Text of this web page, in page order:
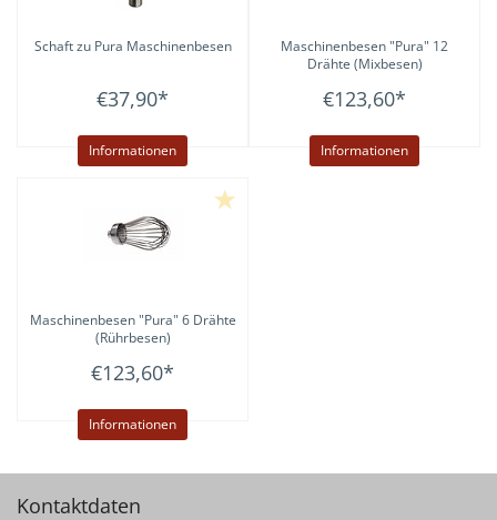
Schaft zu Pura Maschinenbesen
€37,90*
Informationen
Maschinenbesen "Pura" 12
Drähte (Mixbesen)
€123,60*
Informationen
Maschinenbesen "Pura" 6 Drähte
(Rührbesen)
€123,60*
Informationen
Kontaktdaten